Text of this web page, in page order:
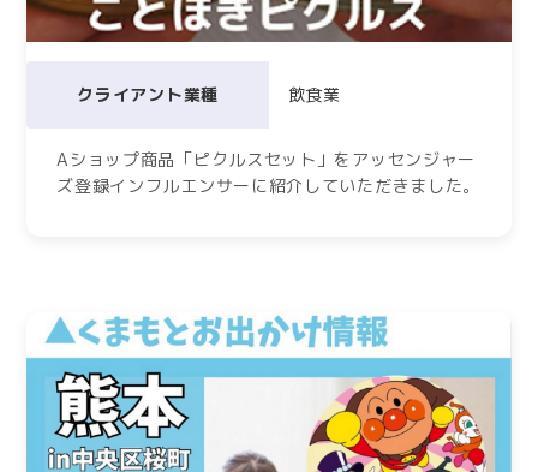
クライアント業種 飲食業
Aショップ商品「ピクルスセット」をアッセンジャー
ズ登録インフルエンサーに紹介していただきました。